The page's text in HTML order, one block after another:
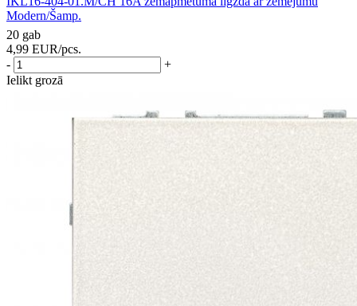
Modern/Šamp.
20 gab
4,99 EUR/pcs.
-
+
Ielikt grozā